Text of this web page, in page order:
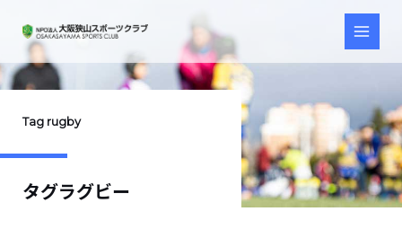
Tag rugby
タグラグビー